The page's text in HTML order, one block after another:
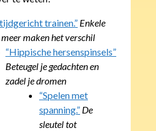
trainen.” Enkele
maken het verschil
“Hippische hersenspinsels”
Beteugel je gedachten en
zadel je dromen
“Spelen met
spanning.” De
sleutel tot